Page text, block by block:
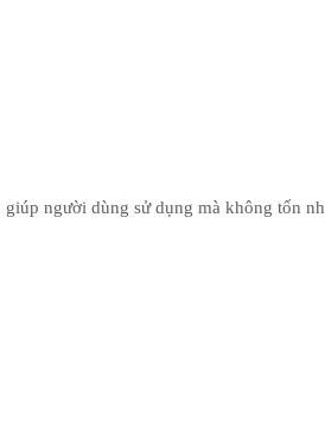
người dùng sử dụng mà không tốn